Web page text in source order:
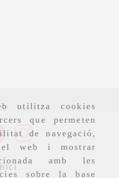
utilitza cookies
que permeten
de navegació,
web i mostrar
amb les
sobre la base